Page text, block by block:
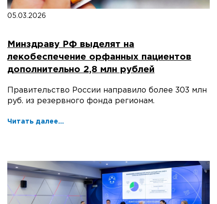
05.03.2026
Минздраву РФ выделят на
лекобеспечение орфанных пациентов
дополнительно 2,8 млн рублей
Правительство России направило более 303 млн
руб. из резервного фонда регионам.
Читать далее...